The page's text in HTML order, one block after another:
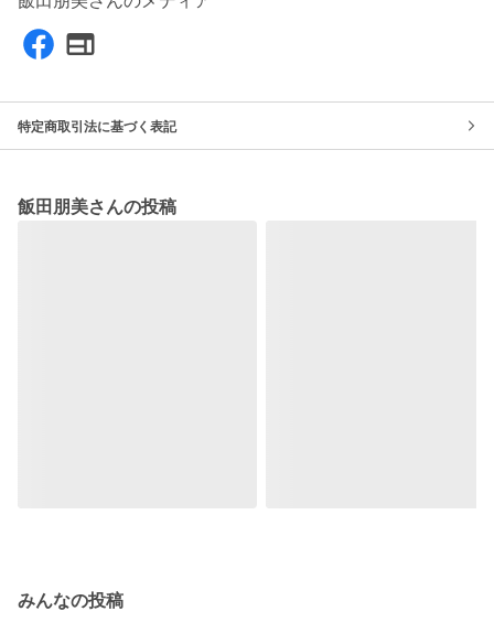
特定商取引法に基づく表記
飯田朋美さんの投稿
みんなの投稿